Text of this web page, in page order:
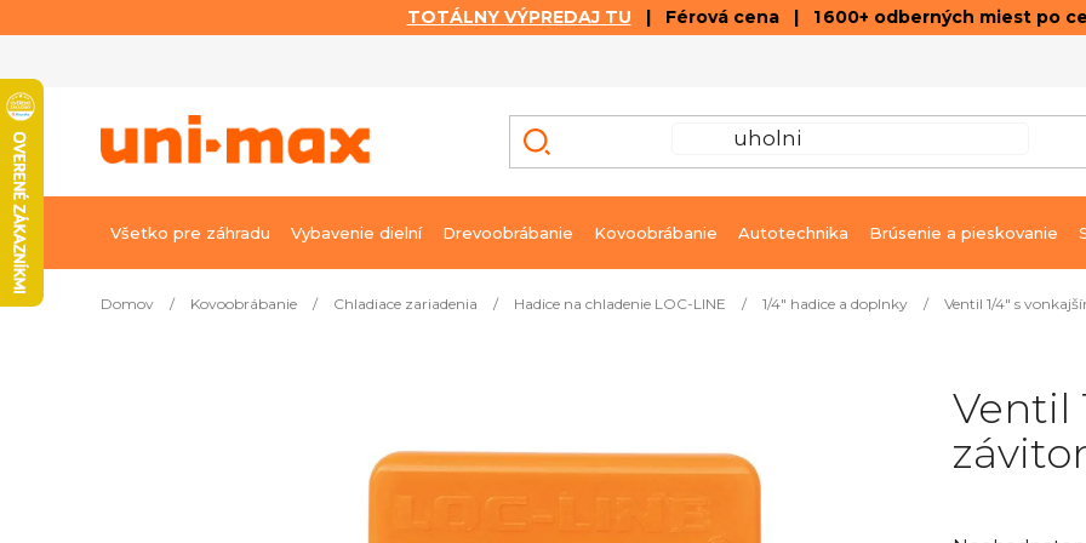
TOTÁLNY VÝPREDAJ TU | Férová cena | 1 600+ odberných miest po
obsah
Všetko pre záhradu Vybavenie dielní Drevoobrábanie Kovoobrábanie Autotechnika Brúsenie a pieskovanie
Domov / Kovoobrábanie / Chladiace zariadenia / Hadice na chladenie LOC-LINE / 1/4" hadice a doplnky / Ventil 1/4" s
Ventil